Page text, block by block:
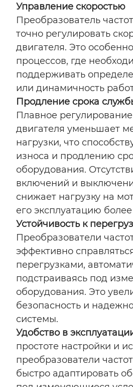
Управление скоростью
Преобразователь
точно регулировать
двигателя. Это
процессов, где
поддерживать
или динамичность
Продление срока
Плавное
двигателя уменьшает
нагрузки, что
износа и продлению
оборудования.
включений и
снижает нагрузку на
его эксплуатацию
Устойчивость к
Преобразователи
эффективно
перегрузками,
подстраиваясь под
оборудования. Это
безопасность и
системы.
Удобство в
простоте настройки и
преобразователи
быстро адаптировать